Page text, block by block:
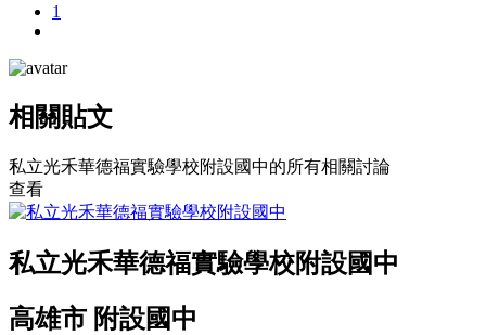
1
相關貼文
私立光禾華德福實驗學校附設國中的所有相關討論
查看
私立光禾華德福實驗學校附設國中
高雄市 附設國中